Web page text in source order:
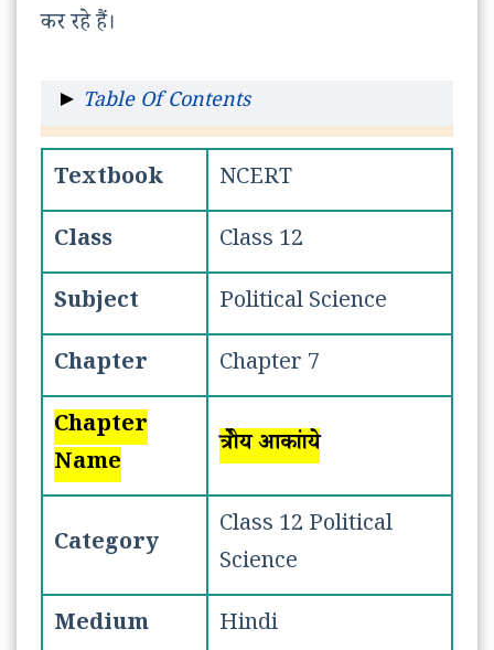
कर रहे हैं।
Table Of Contents
राजनीति विज्ञान अध्याय-7: क्षेत्रीय आकांक्षाएं
स्वययत्ता का अर्थ / Meaning of
autonomy
क्षेत्रीय आकांक्षाये / Regional
aspirations
Textbook
NCERT
Class
Class 12
Subject
Political Science
Chapter
Chapter 7
Chapter
Name
क्षेत्रीय आकांक्षाये
Category
Class 12 Political
Science
Medium
Hindi